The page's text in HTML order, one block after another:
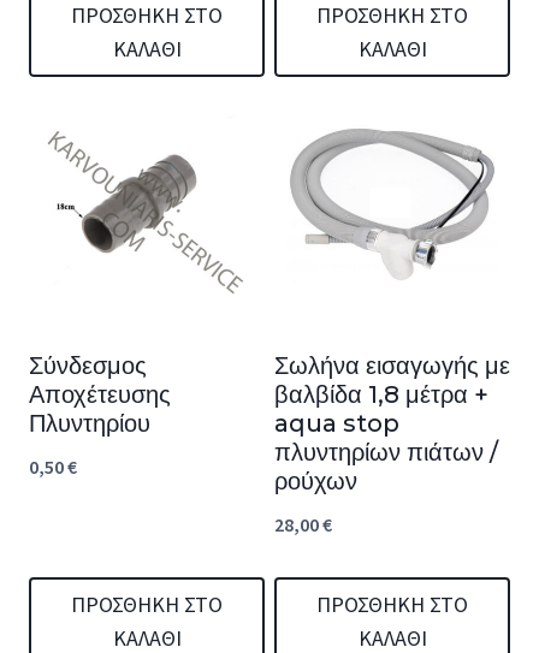
ΠΡΟΣΘΉΚΗ ΣΤΟ
ΚΑΛΆΘΙ
ΠΡΟΣΘΉΚΗ ΣΤΟ
ΚΑΛΆΘΙ
Σύνδεσμος
Αποχέτευσης
Πλυντηρίου
0,50€
ΠΡΟΣΘΉΚΗ ΣΤΟ
ΚΑΛΆΘΙ
Σωλήνα εισαγωγής με
βαλβίδα 1,8 μέτρα +
aqua stop
πλυντηρίων πιάτων /
ρούχων
28,00€
ΠΡΟΣΘΉΚΗ ΣΤΟ
ΚΑΛΆΘΙ